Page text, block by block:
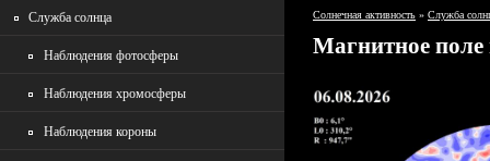
Служба солнца
Наблюдения фотосферы
Наблюдения хромосферы
Наблюдения короны
Солнечная активность » Служба
Магнитное